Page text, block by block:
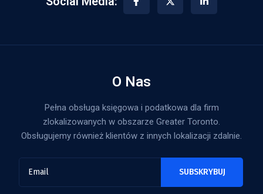
O Nas
Pełna obsługa księgowa i podatkowa dla firm
zlokalizowanych w obszarze Greater Toronto.
Obsługujemy również klientów z innych lokalizacji zdalnie.